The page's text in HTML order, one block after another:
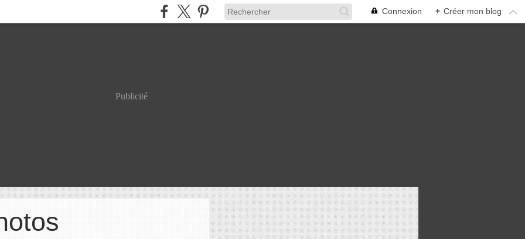
Connexion + Créer mon blog
Publicité